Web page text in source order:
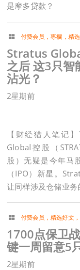
是摩多贷款？
付费会员 ，專欄 ， 精
Stratus
之后 这3只智
沾光？
2星期前
【财经猎人笔记
Global控股（
股）无疑是今年马
（IPO）新星。
让同样涉及仓储业务
付费会员 ，精选好文 ，
1700点保卫
键一周留意5
2星期前